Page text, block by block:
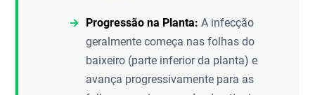
Progressão na Planta: A infecção
geralmente começa nas folhas do
baixeiro (parte inferior da planta) e
avança progressivamente para as